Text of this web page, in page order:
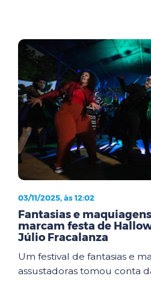
03/11/2025, às 12:02
Fantasias e
marcam festa de
Júlio Fracalanza
Um festival de fantasias e
assustadoras tomou conta